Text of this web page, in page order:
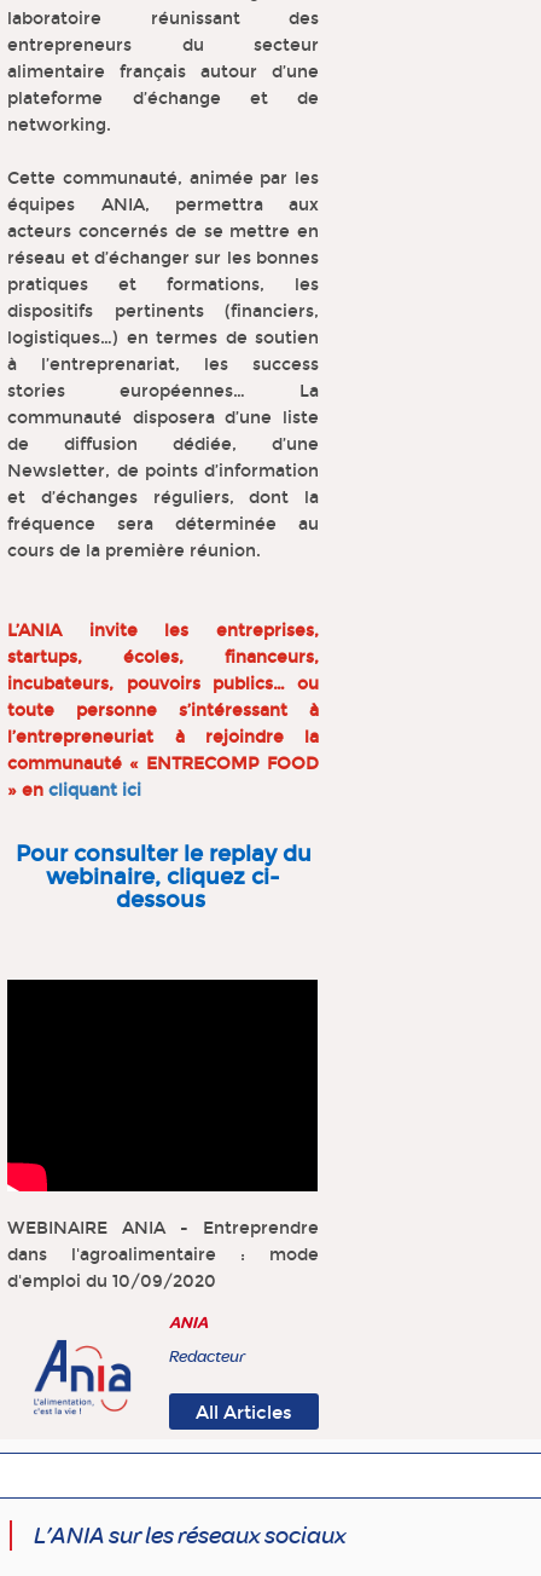
laboratoire réunissant des
entrepreneurs du secteur
alimentaire français autour d’une
plateforme d’échange et de
networking.
Cette communauté, animée par les
équipes ANIA, permettra aux
acteurs concernés de se mettre en
réseau et d’échanger sur les bonnes
pratiques et formations, les
dispositifs pertinents (financiers,
logistiques…) en termes de soutien
à l’entreprenariat, les success
stories européennes… La
communauté disposera d’une liste
de diffusion dédiée, d’une
Newsletter, de points d’information
et d’échanges réguliers, dont la
fréquence sera déterminée au
cours de la première réunion.
L’ANIA invite les entreprises,
startups, écoles, financeurs,
incubateurs, pouvoirs publics… ou
toute personne s’intéressant à
l’entrepreneuriat à rejoindre la
communauté « ENTRECOMP FOOD
» en cliquant ici
Pour consulter le replay du
webinaire, cliquez ci-
dessous
WEBINAIRE ANIA - Entreprendre
dans l'agroalimentaire : mode
d'emploi du 10/09/2020
ANIA
Redacteur
All Articles
L’ANIA sur les réseaux sociaux